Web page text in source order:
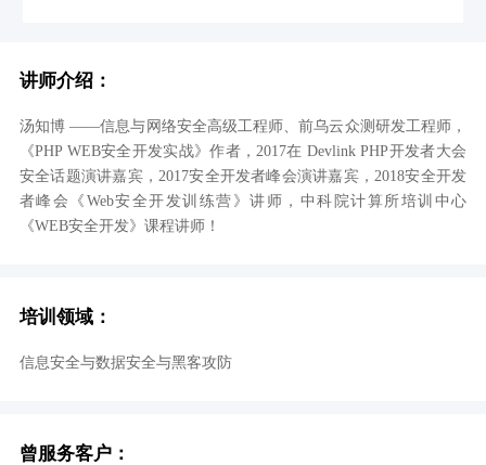
讲师介绍：
汤知博 ——信息与网络安全高级工程师、前乌云众测研发工程师，
《PHP WEB安全开发实战》作者，2017在 Devlink PHP开发者大会
安全话题演讲嘉宾，2017安全开发者峰会演讲嘉宾，2018安全开发
者峰会《Web安全开发训练营》讲师，中科院计算所培训中心
《WEB安全开发》课程讲师！
培训领域：
信息安全与数据安全与黑客攻防
曾服务客户：